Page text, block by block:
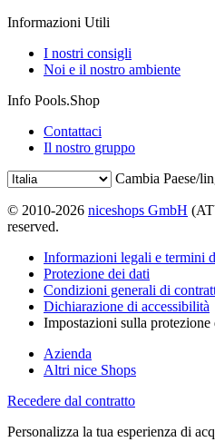
Informazioni Utili
I nostri consigli
Noi e il nostro ambiente
Info Pools.Shop
Contattaci
Il nostro gruppo
Cambia Paese/
© 2010-2026 niceshops GmbH
reserved.
Informazioni legali e termini
Protezione dei dati
Condizioni generali di
Dichiarazione di accessibilità
Impostazioni sulla protezione
Azienda
Altri nice Shops
Recedere dal contratto
Personalizza la tua esperienza di